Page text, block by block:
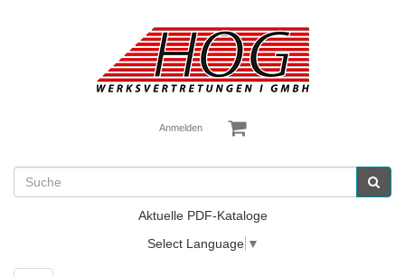
Anmelden
Aktuelle PDF-Kataloge
Select Language ▼